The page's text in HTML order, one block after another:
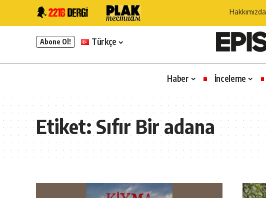
Hakkımızda
Abone Ol! Türkçe
Haber İnceleme
Etiket:Sıfır Bir adana